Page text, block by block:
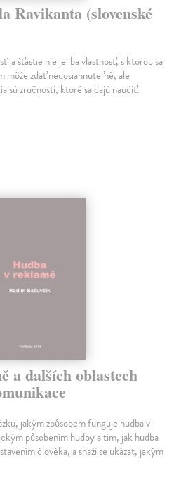
Ravikanta (slovenské
a šťastie nie je iba vlastnosť, s ktorou sa
môže zdať nedosiahnuteľné, ale
sú zručnosti, ktoré sa dajú naučiť.
a dalších oblastech
jakým způsobem funguje hudba v
působením hudby a tím, jak hudba
člověka, a snaží se ukázat, jakým